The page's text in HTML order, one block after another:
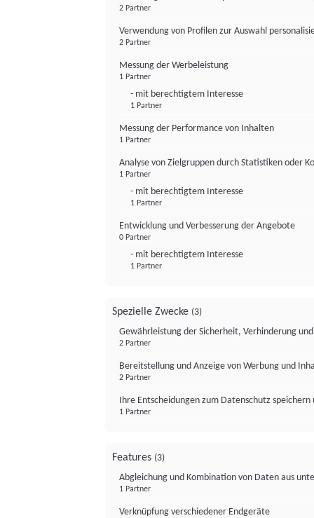
2 Partner
Verwendung von Profilen zur Auswahl
2 Partner
Messung der Werbeleistung
1 Partner
- mit berechtigtem Interesse
1 Partner
Messung der Performance von Inhalten
1 Partner
Analyse von Zielgruppen durch Statistiken oder
1 Partner
- mit berechtigtem Interesse
1 Partner
Entwicklung und Verbesserung der Angebote
0 Partner
- mit berechtigtem Interesse
1 Partner
Spezielle Zwecke (3)
Gewährleistung der Sicherheit, Verhinderung
2 Partner
Bereitstellung und Anzeige von Werbung und
2 Partner
Ihre Entscheidungen zum Datenschutz
1 Partner
Features (3)
Abgleichung und Kombination von Daten aus
1 Partner
Verknüpfung verschiedener Endgeräte